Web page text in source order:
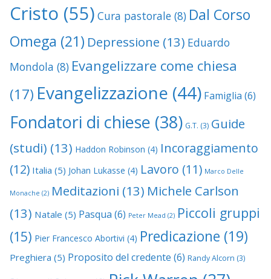
Cristo (55) Cura pastorale (8) Dal Corso
Omega (21) Depressione (13) Eduardo
Mondola (8) Evangelizzare come chiesa
(17) Evangelizzazione (44) Famiglia (6)
Fondatori di chiese (38) G.T. (3) Guide
(studi) (13) Haddon Robinson (4) Incoraggiamento
(12) Italia (5) Johan Lukasse (4) Lavoro (11) Marco Delle
Monache (2) Meditazioni (13) Michele Carlson
(13) Natale (5) Pasqua (6) Peter Mead (2) Piccoli gruppi
(15) Pier Francesco Abortivi (4) Predicazione (19)
Preghiera (5) Proposito del credente (6) Randy Alcorn (3)